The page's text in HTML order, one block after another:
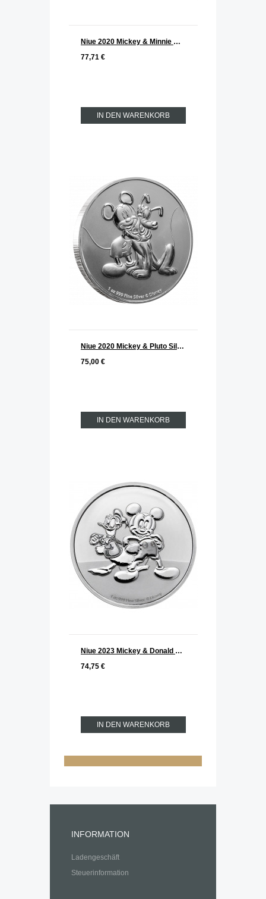
Niue 2020 Mickey & Minnie Mouse Silber 1 oz
77,71 €
IN DEN WARENKORB
Niue 2020 Mickey & Pluto Silber 1 oz
75,00 €
IN DEN WARENKORB
Niue 2023 Mickey & Donald Silber 1 oz
74,75 €
IN DEN WARENKORB
INFORMATION
Ladengeschäft
Steuerinformation